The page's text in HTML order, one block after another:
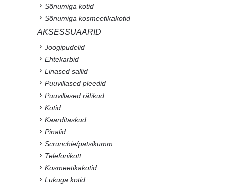
Sõnumiga kotid
Sõnumiga kosmeetikakotid
AKSESSUAARID
Joogipudelid
Ehtekarbid
Linased sallid
Puuvillased pleedid
Puuvillased rätikud
Kotid
Kaarditaskud
Pinalid
Scrunchie/patsikumm
Telefonikott
Kosmeetikakotid
Lukuga kotid